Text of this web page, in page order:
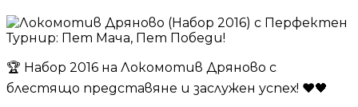
🏆 Набор 2016 на Локомотив Дряново с
блестящо представяне и заслужен успех! ❤️🖤